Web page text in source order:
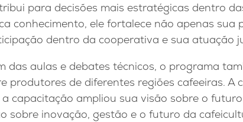
para decisões mais estratégicas dentro
conhecimento, ele fortalece não apenas sua
dentro da cooperativa e sua atuação
das aulas e debates técnicos, o programa
produtores de diferentes regiões cafeeiras. A
capacitação ampliou sua visão sobre o
sobre inovação, gestão e o futuro da